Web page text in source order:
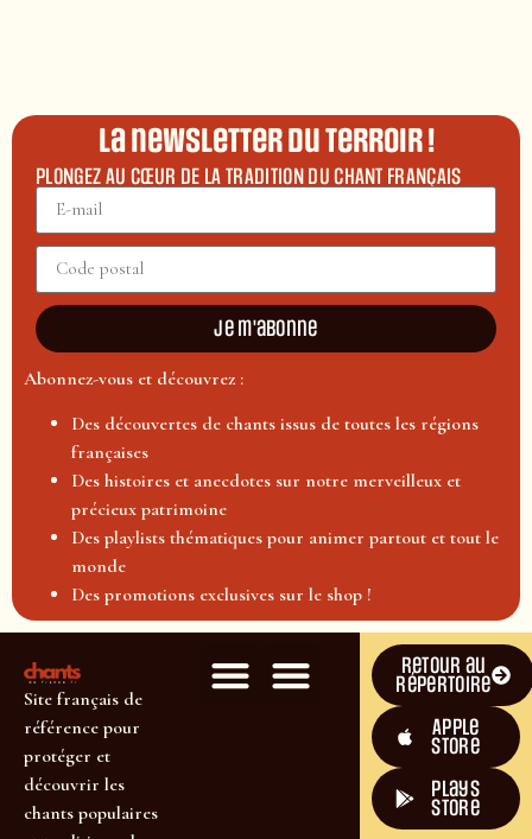
La newsletter du terroir !
PLONGEZ AU CŒUR DE LA TRADITION DU CHANT FRANÇAIS
Je m'abonne
Abonnez-vous et découvrez :
Des découvertes de chants issus de toutes les régions
françaises
Des histoires et anecdotes sur notre merveilleux et
précieux patrimoine
Des playlists thématiques pour animer partout et tout le
monde
Des promotions exclusives sur le shop !
Site français de
référence pour
protéger et
découvrir les
chants populaires
Retour au
répertoire
Apple
Store
plays
store